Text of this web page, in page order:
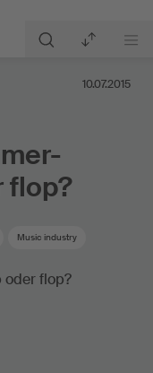
10.07.2015
flop?
Music industry